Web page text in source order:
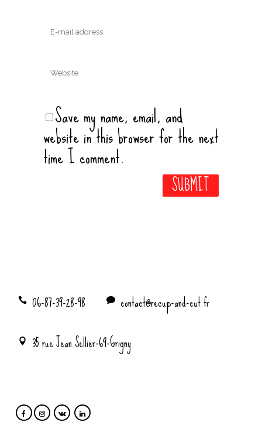
Save my name, email, and
website in this browser for the next
time I comment.
06-87-39-28-98
contact@recup-and-cut.fr
35 rue Jean Sellier-69-Grigny